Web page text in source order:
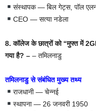
संस्थापक — बिल गेट्स, पॉल
CEO — सत्या नडेला
8. कॉलेज के छात्रों को “मुफ्त में 2GB
गया है? – – तमिलनाडु
तमिलनाडु से संबंधित मुख्य तथ्य
राजधानी — चेन्नई
स्थापना — 26 जनवरी 1950